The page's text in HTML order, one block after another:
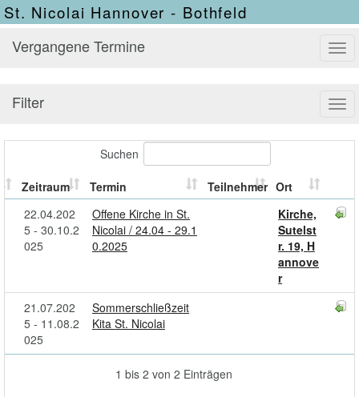
St. Nicolai Hannover - Bothfeld
Vergangene Termine
Filter
Suchen
Zeitraum Termin Teilnehmer Ort
22.04.202
5 - 30.10.2
025
Offene Kirche in St.
Nicolai / 24.04 - 29.1
0.2025
Kirche,
Sutelst
r. 19, H
annove
r
21.07.202
5 - 11.08.2
025
Sommerschließzeit
Kita St. Nicolai
1 bis 2 von 2 Einträgen